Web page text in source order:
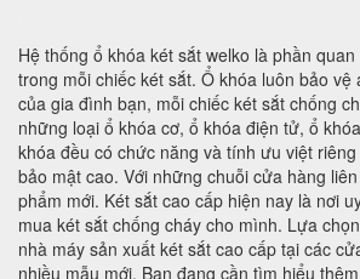
Hệ thống ổ khóa két sắt welko là phần
trong mỗi chiếc két sắt. Ổ khóa luôn bảo vệ
của gia đình bạn, mỗi chiếc két sắt chống
những loại ổ khóa cơ, ổ khóa điện tử, ổ
khóa đều có chức năng và tính ưu việt
bảo mật cao. Với những chuỗi cửa hàng
phẩm mới. Két sắt cao cấp hiện nay là nơi
mua két sắt chống cháy cho mình. Lựa
nhà máy sản xuất két sắt cao cấp tại các
nhiều mẫu mới. Bạn đang cần tìm hiểu